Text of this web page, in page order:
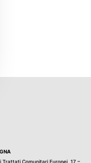
Trattati Comunitari Europei, 17 –